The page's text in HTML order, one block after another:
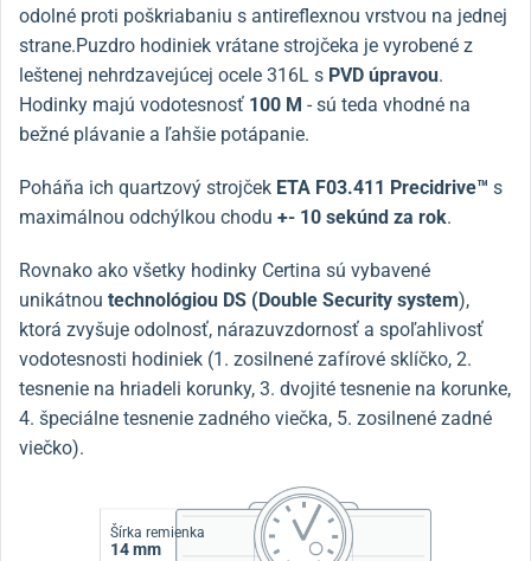
odolné proti poškriabaniu s antireflexnou vrstvou na jednej
strane.Puzdro hodiniek vrátane strojčeka je vyrobené z
leštenej nehrdzavejúcej ocele 316L s PVD úpravou.
Hodinky majú vodotesnosť 100 M - sú teda vhodné na
bežné plávanie a ľahšie potápanie.
Poháňa ich quartzový strojček ETA F03.411 Precidrive™ s
maximálnou odchýlkou chodu +- 10 sekúnd za rok.
Rovnako ako všetky hodinky Certina sú vybavené
unikátnou technológiou DS (Double Security system),
ktorá zvyšuje odolnosť, nárazuvzdornosť a spoľahlivosť
vodotesnosti hodiniek (1. zosilnené zafírové sklíčko, 2.
tesnenie na hriadeli korunky, 3. dvojité tesnenie na korunke,
4. špeciálne tesnenie zadného viečka, 5. zosilnené zadné
viečko).
Šírka remienka
14 mm